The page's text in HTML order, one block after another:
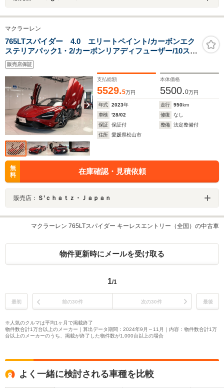
マクラーレン
765LTスパイダー 4.0 エリートペイント/カーボンエク
ステリアパック1・2/カーボンリアディフューザー/10スポ
ークスーパーライトウエイトホイール/カーボンサイドシ
ルパネル/カーボンフロントエアインテーク/アルカンタラ
インテリア
販売店保証
支払総額
5529.5万円
本体価格
5500.0万円
年式 2023年 走行 950km
車検
'28/02 修復
なし
保証
保証付 整備
法定整備付
住所
愛媛県松山市
無
料
在庫確認・見積依頼
販売店： Ｓ’ｃｈａｔｚ・Ｊａｐａｎ
マクラーレン 765LTスパイダー キーレスエントリー（全国）の中古車
物件更新時にメールを受け取る
1/1
最初 前の30件 次の30件 最後
※人気のクルマは平均1ヶ月で掲載終了
物件数合計1万台以上のメーカー｜算出データ期間：2024年9月～11月｜内容：物件数合計1万
台以上のメーカーのうち、掲載が終了した物件数が1,000台以上の場合
よく一緒に検討される車種を比較